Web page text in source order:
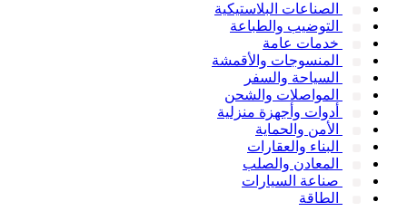
الصناعات البلاستيكية
التوضيب والطباعة
خدمات عامة
المنسوجات والأقمشة
السياحة والسفر
المواصلات والشحن
أدوات وأجهزة منزلية
الأمن والحماية
البناء والعقارات
المعادن والصلب
صناعة السيارات
الطاقة